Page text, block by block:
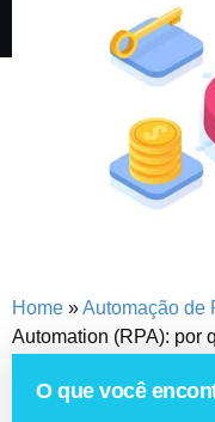
Home »Automação de
Automation (RPA): por
O que você